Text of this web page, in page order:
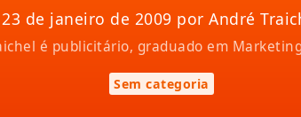
23 de janeiro de 2009 por André
é publicitário, graduado em
Sem categoria